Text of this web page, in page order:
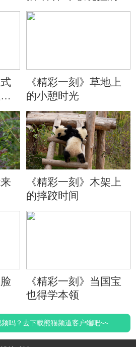
《精彩一刻》草地上
的小憩时光
《精彩一刻》木架上
的摔跤时间
《精彩一刻》当国宝
也得学本领
吗？去下载熊猫频道客户端吧~~